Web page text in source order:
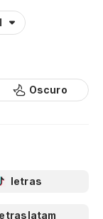
Oscuro
letras